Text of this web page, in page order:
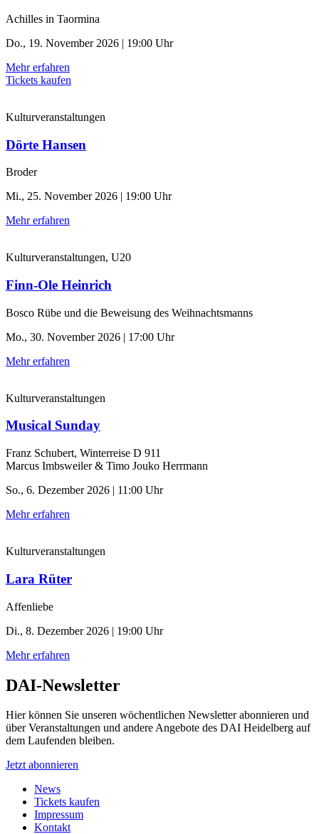
Achilles in Taormina
Do., 19. November 2026 | 19:00 Uhr
Mehr erfahren
Tickets kaufen
Kulturveranstaltungen
Dörte Hansen
Broder
Mi., 25. November 2026 | 19:00 Uhr
Mehr erfahren
Kulturveranstaltungen, U20
Finn-Ole Heinrich
Bosco Rübe und die Beweisung des Weihnachtsmanns
Mo., 30. November 2026 | 17:00 Uhr
Mehr erfahren
Kulturveranstaltungen
Musical Sunday
Franz Schubert, Winterreise D 911
Marcus Imbsweiler & Timo Jouko Herrmann
So., 6. Dezember 2026 | 11:00 Uhr
Mehr erfahren
Kulturveranstaltungen
Lara Rüter
Affenliebe
Di., 8. Dezember 2026 | 19:00 Uhr
Mehr erfahren
DAI-Newsletter
Hier können Sie unseren wöchentlichen Newsletter abonnieren und
über Veranstaltungen und andere Angebote des DAI Heidelberg auf
dem Laufenden bleiben.
Jetzt abonnieren
News
Tickets kaufen
Impressum
Kontakt